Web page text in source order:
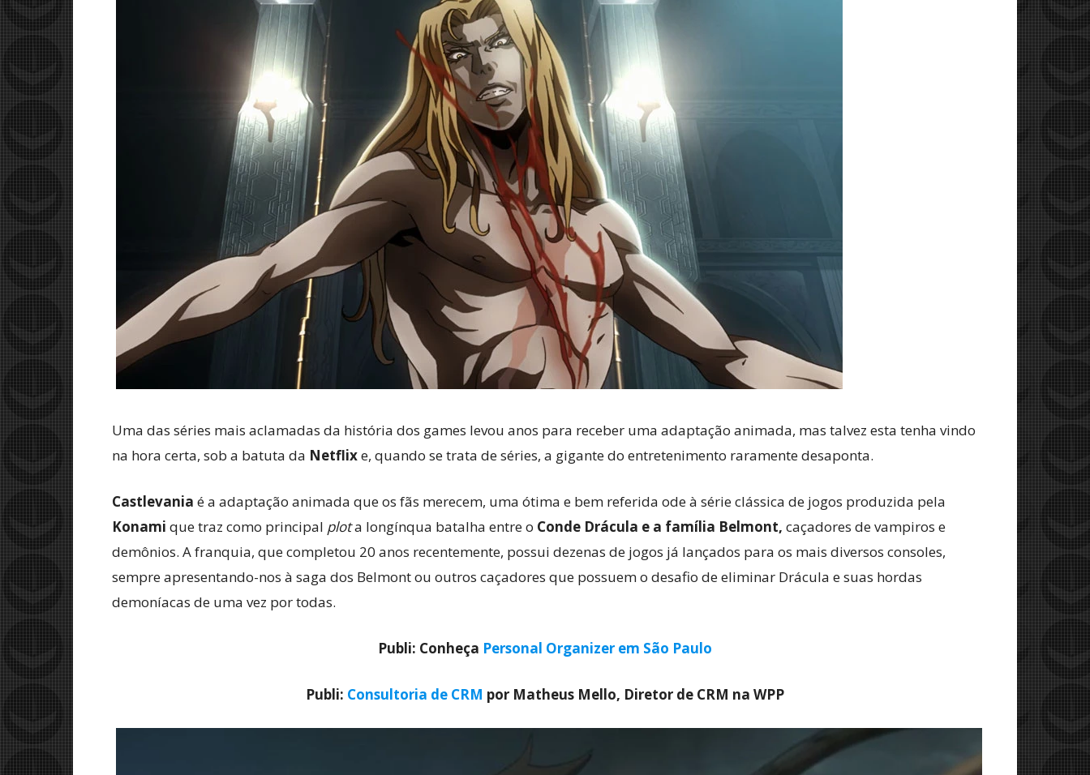
sobre
Cultura
Pop!
Uma das séries mais aclamadas da história dos games levou anos para receber uma adaptação animada, mas talvez esta tenha vindo
na hora certa, sob a batuta da Netflixe, quando se trata de séries, a gigante do entretenimento raramente desaponta.
Castlevania é a adaptação animada que os fãs merecem, uma ótima e bem referida ode à série clássica de jogos produzida pela
Konami que traz como principal plota longínqua batalha entre o Conde Drácula e a família Belmont, caçadores de vampiros e
demônios. A franquia, que completou 20 anos recentemente, possui dezenas de jogos já lançados para os mais diversos consoles,
sempre apresentando-nos à saga dos Belmont ou outros caçadores que possuem o desafio de eliminar Drácula e suas hordas
demoníacas de uma vez por todas.
Publi: Conheça Personal Organizer em São Paulo
Publi: Consultoria de CRM por Matheus Mello, Diretor de CRM na WPP